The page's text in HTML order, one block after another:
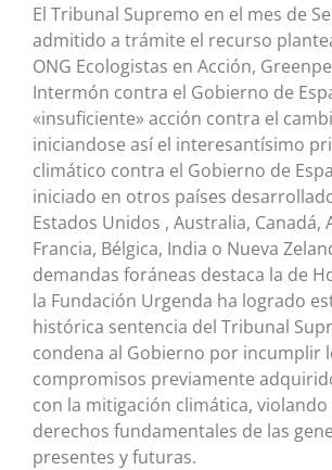
El Tribunal Supremo en el mes de
admitido a trámite el recurso
ONG Ecologistas en Acción,
Intermón contra el Gobierno de
«insuficiente» acción contra el
iniciandose así el interesantísimo
climático contra el Gobierno de
iniciado en otros países
Estados Unidos , Australia, Canadá,
Francia, Bélgica, India o Nueva
demandas foráneas destaca la de
la Fundación Urgenda ha logrado
histórica sentencia del Tribunal
condena al Gobierno por incumplir
compromisos previamente
con la mitigación climática,
derechos fundamentales de las
presentes y futuras.